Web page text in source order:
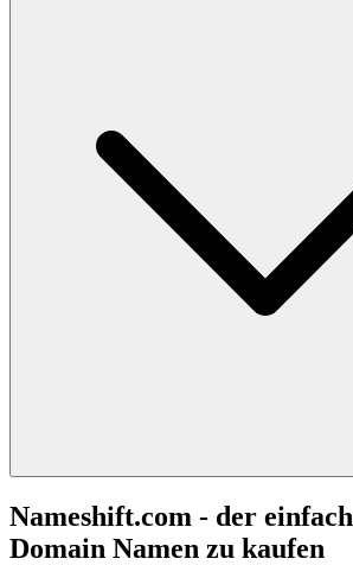
Nameshift.com - der
Domain Namen zu kaufen